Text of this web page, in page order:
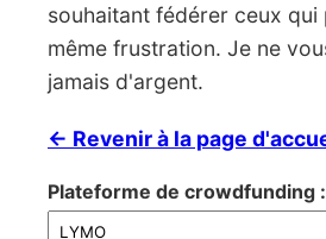
souhaitant fédérer ceux qui
même frustration. Je ne
jamais d'argent.
← Revenir à la page
Plateforme de crowdfunding :